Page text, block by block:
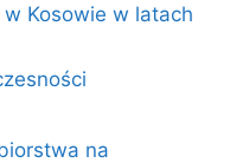
Kosowie w latach
na